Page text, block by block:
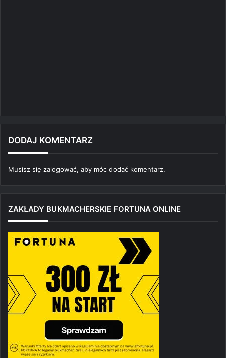
DODAJ KOMENTARZ
Musisz się zalogować, aby móc dodać komentarz.
ZAKŁADY BUKMACHERSKIE FORTUNA ONLINE